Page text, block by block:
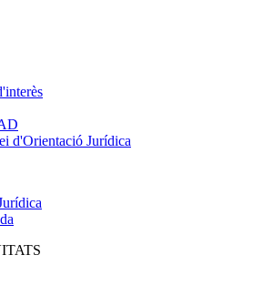
d'Orientació Jurídica